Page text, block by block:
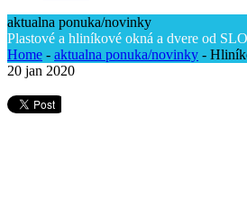
aktualna ponuka/novinky
Plastové a hliníkové okná a dvere od
Home - aktualna ponuka/novinky -
20 jan 2020